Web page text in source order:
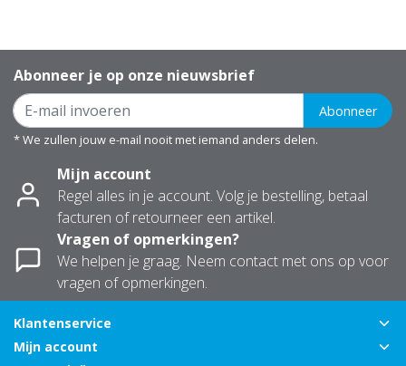
Abonneer je op onze nieuwsbrief
Abonneer
* We zullen jouw e-mail nooit met iemand anders delen.
Mijn account
Regel alles in je account. Volg je bestelling, betaal
facturen of retourneer een artikel.
Vragen of opmerkingen?
We helpen je graag. Neem contact met ons op voor
vragen of opmerkingen.
Klantenservice
Mijn account